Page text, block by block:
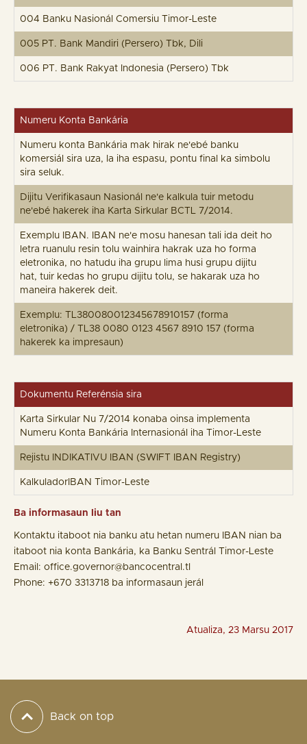
004 Banku Nasionál Comersiu Timor-Leste
005 PT. Bank Mandiri (Persero) Tbk, Dili
006 PT. Bank Rakyat Indonesia (Persero) Tbk
Numeru Konta Bankária
Numeru konta Bankária mak hirak ne'ebé banku
komersiál sira uza, la iha espasu, pontu final ka simbolu
sira seluk.
Dijitu Verifikasaun Nasionál ne'e kalkula tuir metodu
ne'ebé hakerek iha Karta Sirkular BCTL 7/2014.
Exemplu IBAN. IBAN ne'e mosu hanesan tali ida deit ho
letra ruanulu resin tolu wainhira hakrak uza ho forma
eletronika, no hatudu iha grupu lima husi grupu dijitu
hat, tuir kedas ho grupu dijitu tolu, se hakarak uza ho
maneira hakerek deit.
Exemplu: TL380080012345678910157 (forma
eletronika) / TL38 0080 0123 4567 8910 157 (forma
hakerek ka impresaun)
Dokumentu Referénsia sira
Karta Sirkular Nu 7/2014 konaba oinsa implementa
Numeru Konta Bankária Internasionál iha Timor-Leste
Rejistu INDIKATIVU IBAN (SWIFT IBAN Registry)
KalkuladorIBAN Timor-Leste
Ba informasaun liu tan
Kontaktu itaboot nia banku atu hetan numeru IBAN nian ba
itaboot nia konta Bankária, ka Banku Sentrál Timor-Leste
Email: office.governor@bancocentral.tl
Phone: +670 3313718 ba informasaun jerál
Atualiza, 23 Marsu 2017
Back on top